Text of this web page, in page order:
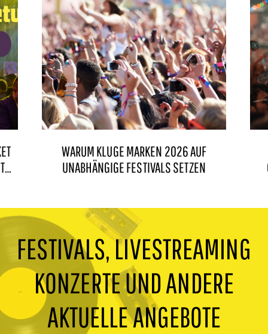
WARUM KLUGE MARKEN 2026 AUF
UNABHÄNGIGE FESTIVALS SETZEN
FESTIVALS, LIVESTREAMING
KONZERTE UND ANDERE
AKTUELLE ANGEBOTE